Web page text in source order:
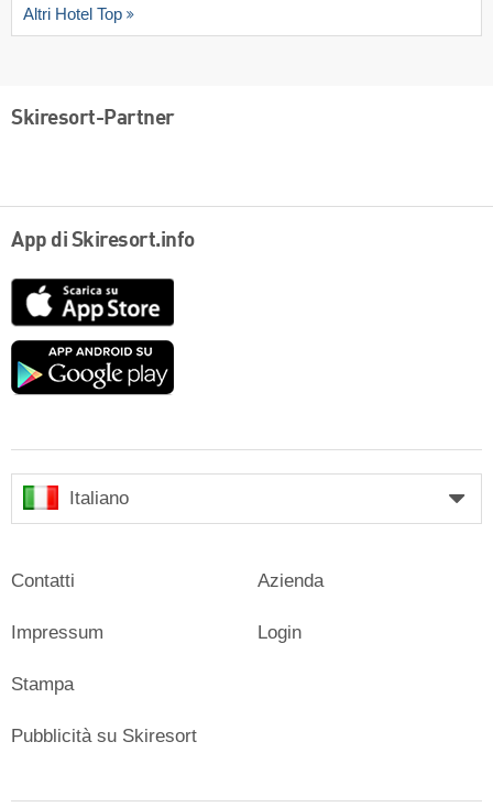
Altri Hotel Top
Skiresort-Partner
App di Skiresort.info
Google
Italiano
Contatti
Impressum
Stampa
Azienda
Login
Pubblicità su Skiresort